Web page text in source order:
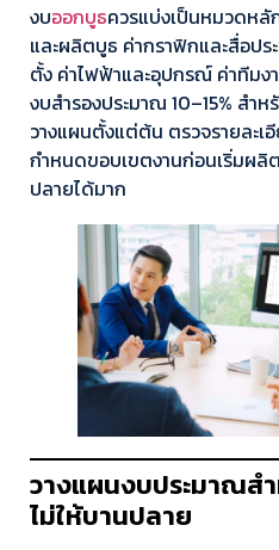
งบออกบูธควรแบ่งเป็นหมวดห
และผลิตบูธ ค่ากราฟิกและสื่อป
ตั้ง ค่าไฟฟ้าและอุปกรณ์ ค่าทีมง
งบสำรองประมาณ 10–15% สำ
วางแผนตั้งแต่ต้น ตรวจรายละเ
กำหนดขอบเขตงานก่อนเริ่มผ
ปลายได้มาก
วางแผนงบประมาณส
ไม่ให้บานปลาย